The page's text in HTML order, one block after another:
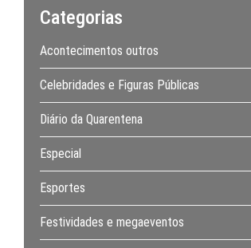
Categorias
Acontecimentos outros
Celebridades e Figuras Públicas
Diário da Quarentena
Especial
Esportes
Festividades e megaeventos